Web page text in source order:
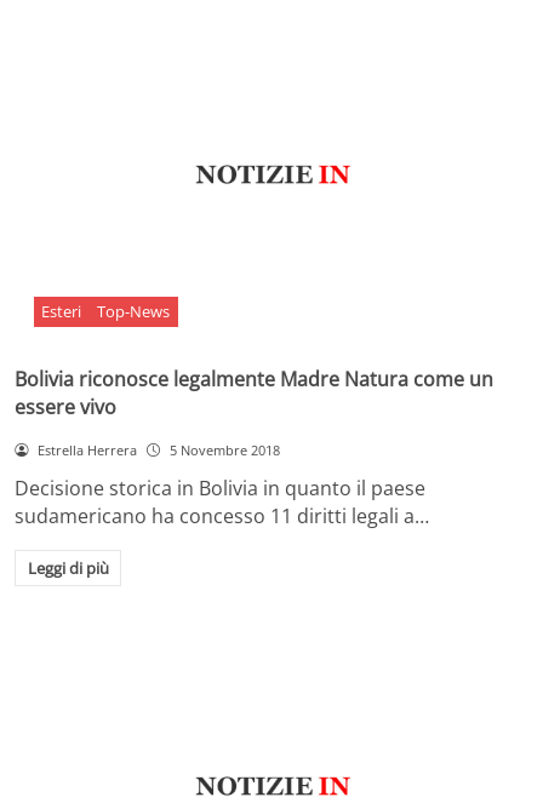
Esteri Top-News
Bolivia riconosce legalmente Madre Natura come un
essere vivo
Estrella Herrera 5 Novembre 2018
Decisione storica in Bolivia in quanto il paese
sudamericano ha concesso 11 diritti legali a…
Leggi di più